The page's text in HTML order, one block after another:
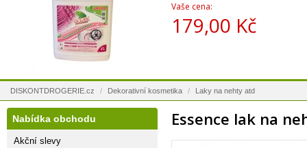
Vaše cena:
179,00 Kč
DISKONTDROGERIE.cz / Dekorativní kosmetika / Laky na nehty atd
Essence lak na
Nabídka obchodu
Akční slevy